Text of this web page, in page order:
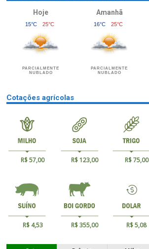
Hoje
15°C 25°C
PARCIALMENTE
NUBLADO
Amanhã
16°C 25°C
PARCIALMENTE
NUBLADO
Cotações agrícolas
R$ 57,00 R$ 123,00 R$ 75,00
R$ 4,53 R$ 355,00 R$ 5,08